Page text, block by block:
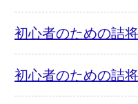
初心者のための詰
初心者のための詰